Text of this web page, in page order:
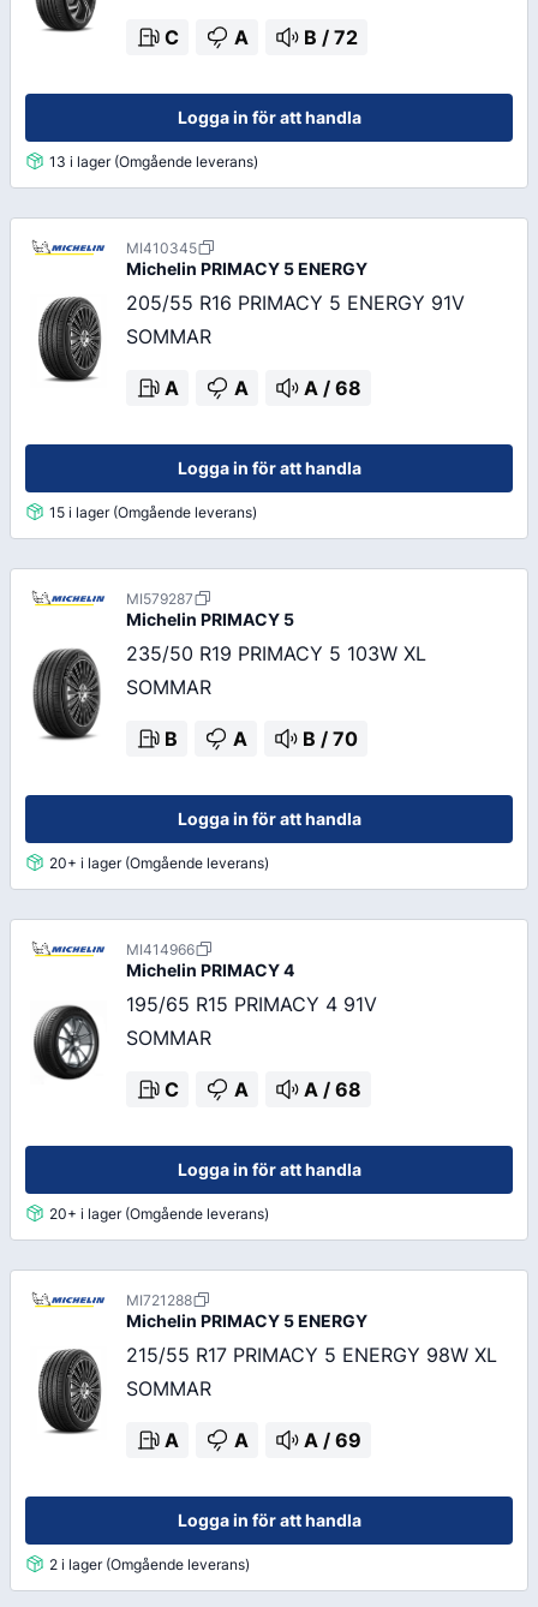
C A B / 72
Logga in för att handla
13 i lager (Omgående leverans)
MI410345
Michelin PRIMACY 5 ENERGY
205/55 R16 PRIMACY 5 ENERGY 91V
SOMMAR
A A A / 68
Logga in för att handla
15 i lager (Omgående leverans)
MI579287
Michelin PRIMACY 5
235/50 R19 PRIMACY 5 103W XL
SOMMAR
B A B / 70
Logga in för att handla
20+ i lager (Omgående leverans)
MI414966
Michelin PRIMACY 4
195/65 R15 PRIMACY 4 91V
SOMMAR
C A A / 68
Logga in för att handla
20+ i lager (Omgående leverans)
MI721288
Michelin PRIMACY 5 ENERGY
215/55 R17 PRIMACY 5 ENERGY 98W XL
SOMMAR
A A A / 69
Logga in för att handla
2 i lager (Omgående leverans)